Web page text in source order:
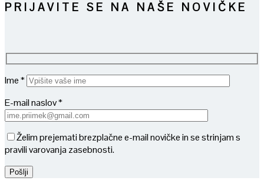
PRIJAVITE SE NA NAŠE NOVIČKE
Ime *
E-mail naslov *
Želim prejemati brezplačne e-mail novičke in se strinjam s
pravili varovanja zasebnosti.